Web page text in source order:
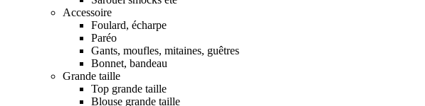
Accessoire
Foulard, écharpe
Paréo
Gants, moufles, mitaines, guêtres
Bonnet, bandeau
Grande taille
Top grande taille
Blouse grande taille